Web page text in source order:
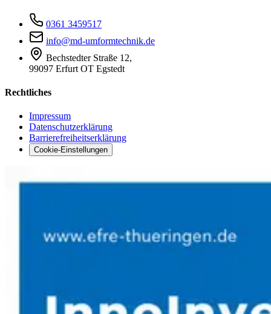
0361 3459517
info@md-umformtechnik.de
Bechstedter Straße 12,
99097 Erfurt OT Egstedt
Rechtliches
Impressum
Datenschutzerklärung
Barrierefreiheitserklärung
Cookie-Einstellungen